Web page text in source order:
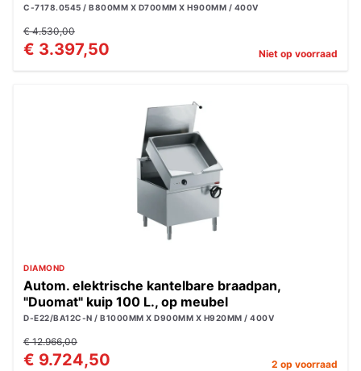
C-7178.0545 / B800MM X D700MM X H900MM / 400V
€ 4.530,00
€ 3.397,50 Niet op voorraad
DIAMOND
Autom. elektrische kantelbare braadpan,
"Duomat" kuip 100 L., op meubel
D-E22/BA12C-N / B1000MM X D900MM X H920MM / 400V
€ 12.966,00
€ 9.724,50 2 op voorraad